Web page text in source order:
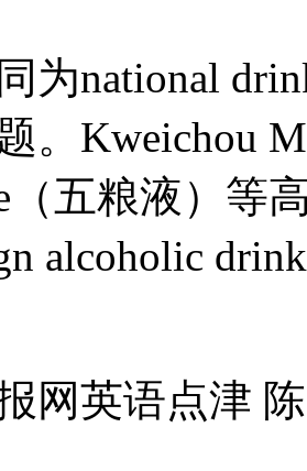
为national
。Kweichou
（五粮液）等
alcoholic
网英语点津